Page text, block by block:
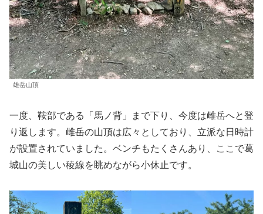
雄岳山頂
一度、鞍部である「馬ノ背」まで下り、今度は雌岳へと登
り返します。雌岳の山頂は広々としており、立派な日時計
が設置されていました。ベンチもたくさんあり、ここで葛
城山の美しい稜線を眺めながら小休止です。